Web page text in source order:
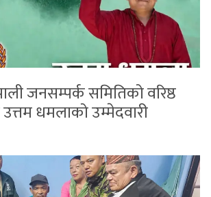
जनसम्पर्क समितिको वरिष्ठ
धमलाको उम्मेदवारी